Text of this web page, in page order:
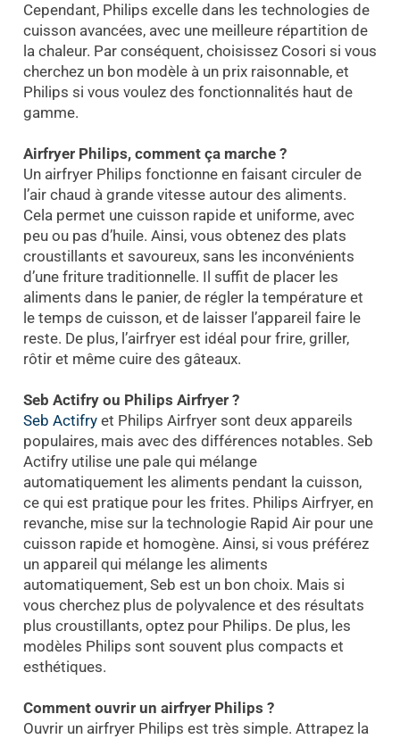
Cependant, Philips excelle dans les technologies de
cuisson avancées, avec une meilleure répartition de
la chaleur. Par conséquent, choisissez Cosori si vous
cherchez un bon modèle à un prix raisonnable, et
Philips si vous voulez des fonctionnalités haut de
gamme.
Airfryer Philips, comment ça marche ?
Un airfryer Philips fonctionne en faisant circuler de
l’air chaud à grande vitesse autour des aliments.
Cela permet une cuisson rapide et uniforme, avec
peu ou pas d’huile. Ainsi, vous obtenez des plats
croustillants et savoureux, sans les inconvénients
d’une friture traditionnelle. Il suffit de placer les
aliments dans le panier, de régler la température et
le temps de cuisson, et de laisser l’appareil faire le
reste. De plus, l’airfryer est idéal pour frire, griller,
rôtir et même cuire des gâteaux.
Seb Actifry ou Philips Airfryer ?
Seb Actifryet Philips Airfryer sont deux appareils
populaires, mais avec des différences notables. Seb
Actifry utilise une pale qui mélange
automatiquement les aliments pendant la cuisson,
ce qui est pratique pour les frites. Philips Airfryer, en
revanche, mise sur la technologie Rapid Air pour une
cuisson rapide et homogène. Ainsi, si vous préférez
un appareil qui mélange les aliments
automatiquement, Seb est un bon choix. Mais si
vous cherchez plus de polyvalence et des résultats
plus croustillants, optez pour Philips. De plus, les
modèles Philips sont souvent plus compacts et
esthétiques.
Comment ouvrir un airfryer Philips ?
Ouvrir un airfryer Philips est très simple. Attrapez la